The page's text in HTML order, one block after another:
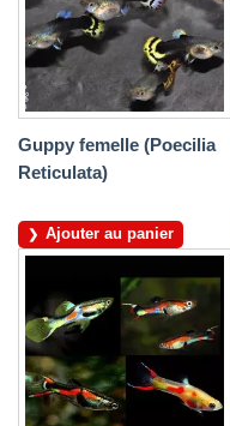
Guppy femelle (Poecilia
Reticulata)
Ajouter au panier